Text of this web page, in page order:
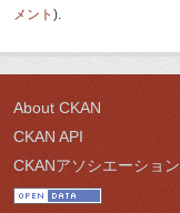
メント ).
About CKAN
CKAN API
CKANアソシエーション